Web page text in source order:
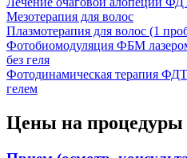
Мезотерапия для волос
Плазмотерапия для волос (1
Фотобиомодуляция ФБМ
без геля
Фотодинамическая терапия
гелем
Цены на процедуры